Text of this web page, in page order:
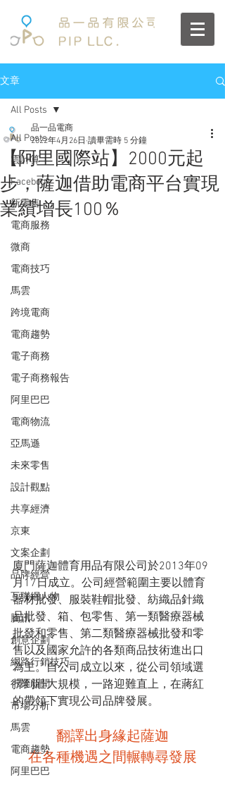
文章
All Posts
雲計算
Facebook
新零售
電商服務
微商
電商技巧
馬雲
跨境電商
電商趨勢
電子商務
電子商務報告
阿里巴巴
電商物流
亞馬遜
未來零售
設計觀點
共享經濟
京東
文案企劃
品牌經營
互聯網人物
騰訊
創意企劃
網路行銷技巧
行業新聞
市場分析
馬雲
電商趨勢
阿里巴巴
All Posts
【阿里國際站】2000元起
步，薩迦借助電商平台實現
業績增長100％
品一品電商
2022年4月26日 讀畢需時 5 分鐘
廈門薩迦體育用品有限公司於2013年09
月17日成立。公司經營範圍主要以體育
器材批發、服裝鞋帽批發、紡織品針織
品批發、箱、包零售、第一類醫療器械
批發和零售、第二類醫療器械批發和零
售以及國家允許的各類商品技術進出口
為主。自公司成立以來，從公司領域選
擇到壯大規模，一路迎難直上，在蔣紅
的帶領下實現公司品牌發展。
翻譯出身緣起薩迦
在各種機遇之間輾轉尋發展